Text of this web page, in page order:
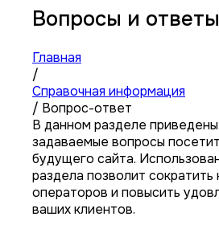
Вопросы и ответы
Главная
/
Справочная информация
/ Вопрос-ответ
В данном разделе
задаваемые вопросы
будущего сайта.
раздела позволит сократить
операторов и повысить
ваших клиентов.